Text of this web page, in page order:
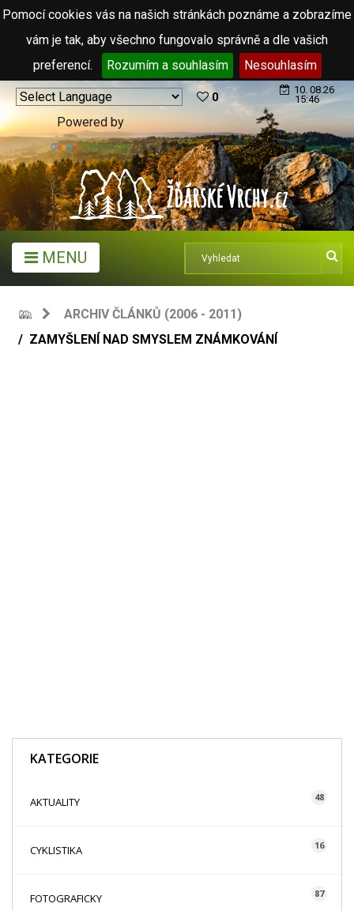
Pomocí cookies vás na našich stránkách poznáme a zobrazíme
vám je tak, aby všechno fungovalo správně a dle vašich
preferencí.
Rozumím a souhlasím Nesouhlasím
Powered by
Translate
0
10. 08.26
15:46
MENU
ARCHIV ČLÁNKŮ (2006 - 2011)
ZAMYŠLENÍ NAD SMYSLEM ZNÁMKOVÁNÍ
KATEGORIE
AKTUALITY 48
CYKLISTIKA 16
FOTOGRAFICKY 87